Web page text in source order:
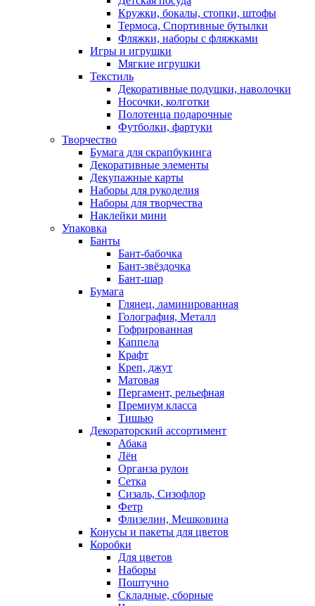
Кружки, бокалы, стопки, штофы
Термоса, Спортивные бутылки
Фляжки, наборы с фляжками
Игры и игрушки
Мягкие игрушки
Текстиль
Декоративные подушки, наволочки
Носочки, колготки
Полотенца подарочные
Футболки, фартуки
Творчество
Бумага для скрапбукинга
Декоративные элементы
Декупажные карты
Наборы для рукоделия
Наборы для творчества
Наклейки мини
Упаковка
Банты
Бант-бабочка
Бант-звёздочка
Бант-шар
Бумага
Глянец, ламинированная
Голография, Металл
Гофрированная
Каппела
Крафт
Креп, джут
Матовая
Пергамент, рельефная
Премиум класса
Тишью
Декораторский ассортимент
Абака
Лён
Органза рулон
Сетка
Сизаль, Сизофлор
Фетр
Флизелин, Мешковина
Конусы и пакеты для цветов
Коробки
Для цветов
Наборы
Поштучно
Складные, сборные